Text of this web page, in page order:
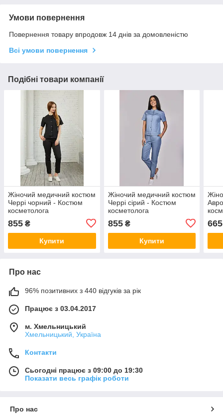
Умови повернення
Повернення товару впродовж 14 днів за домовленістю
Всі умови повернення
Подібні товари компанії
Жіночий медичний костюм
Черрі чорний - Костюм
косметолога
855 ₴
Купити
Жіночий медичний костюм
Черрі сірий - Костюм
косметолога
855₴
Купити
665
Про нас
96% позитивних з 440 відгуків за рік
Працює з 03.04.2017
м. Хмельницький
Хмельницький, Україна
Контакти
Сьогодні працює з 09:00 до 19:30
Показати весь графік роботи
Про нас